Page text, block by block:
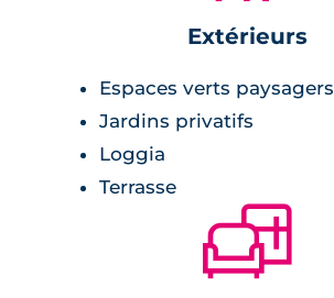
Extérieurs
Espaces verts paysagers
Jardins privatifs
Loggia
Terrasse
🛋